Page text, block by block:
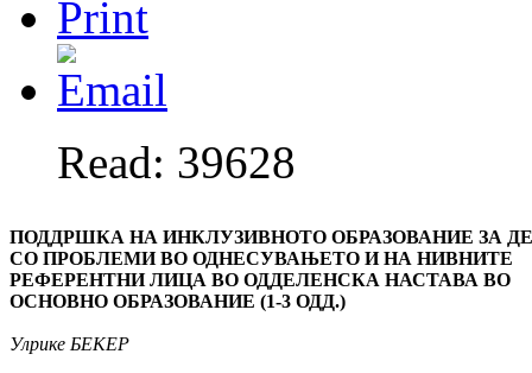
Read: 39628
ПОДДРШКА НА ИНКЛУЗИВНОТО ОБРАЗОВАНИЕ ЗА
СО ПРОБЛЕМИ ВО ОДНЕСУВАЊЕТО И НА НИВНИТЕ
РЕФЕРЕНТНИ ЛИЦА ВО ОДДЕЛЕНСКА НАСТАВА ВО
ОСНОВНО ОБРАЗОВАНИЕ (1-3 ОДД.)
Улрике БЕКЕР